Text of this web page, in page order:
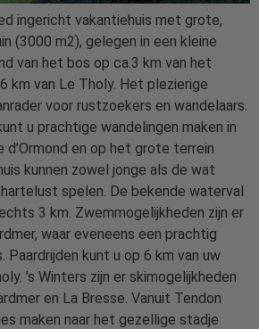
ingericht vakantiehuis met grote,
(3000 m2), gelegen in een kleine
van het bos op ca.3 km van het
km van Le Tholy. Het plezierige
voor rustzoekers en wandelaars.
u prachtige wandelingen maken in
d’Ormond en op het grote terrein
kunnen zowel jonge als de wat
spelen. De bekende waterval
3 km. Zwemmogelijkheden zijn er
waar eveneens een prachtig
Paardrijden kunt u op 6 km van uw
’s Winters zijn er skimogelijkheden
en La Bresse. Vanuit Tendon
maken naar het gezellige stadje